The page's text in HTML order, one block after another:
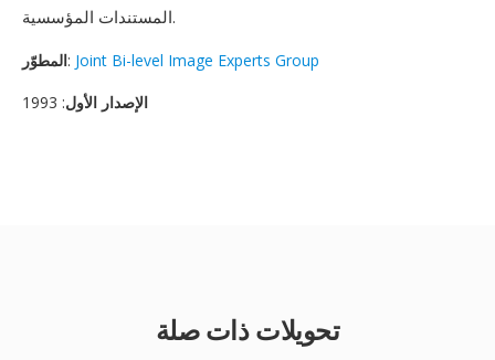
المستندات المؤسسية.
المطوّر: Joint Bi-level Image Experts Group
الإصدار الأول: 1993
تحويلات ذات صلة